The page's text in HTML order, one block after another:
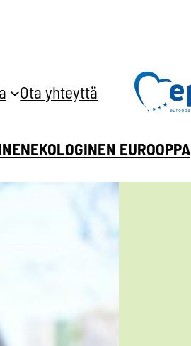
Ota yhteyttä
EKOLOGINEN EUROOPPA